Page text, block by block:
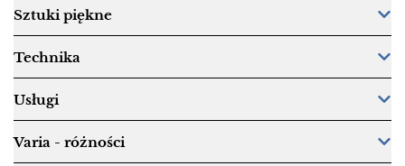
Sztuki piękne
Technika
Usługi
Varia - różności